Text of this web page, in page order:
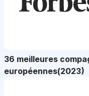
36 meilleures
européennes(2023)